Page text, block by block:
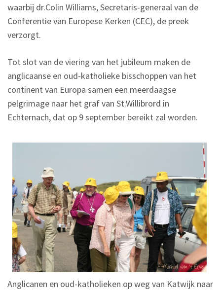
waarbij dr.Colin Williams, Secretaris-generaal van de
Conferentie van Europese Kerken (CEC), de preek
verzorgt.
Tot slot van de viering van het jubileum maken de
anglicaanse en oud-katholieke bisschoppen van het
continent van Europa samen een meerdaagse
pelgrimage naar het graf van St.Willibrord in
Echternach, dat op 9 september bereikt zal worden.
Anglicanen en oud-katholieken op weg van Katwijk naar